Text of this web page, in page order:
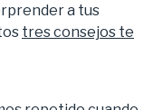
a tus
tres consejos te